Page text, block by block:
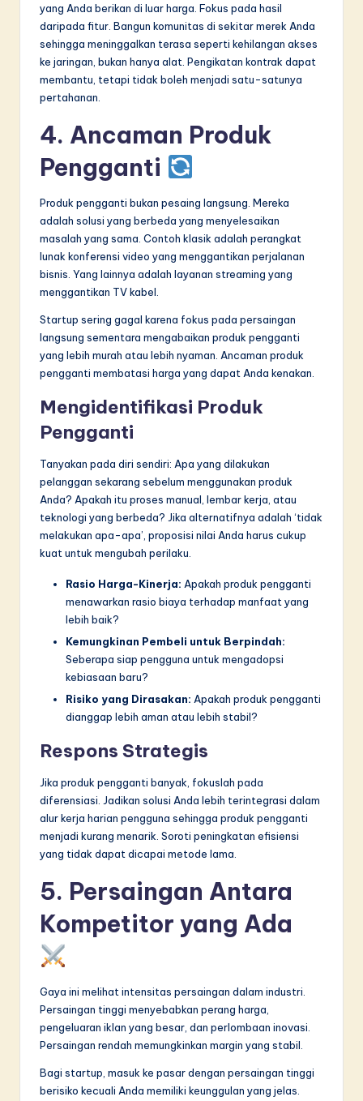
yang Anda berikan di luar harga. Fokus pada hasil
daripada fitur. Bangun komunitas di sekitar merek Anda
sehingga meninggalkan terasa seperti kehilangan akses
ke jaringan, bukan hanya alat. Pengikatan kontrak dapat
membantu, tetapi tidak boleh menjadi satu-satunya
pertahanan.
4. Ancaman Produk
Pengganti
Produk pengganti bukan pesaing langsung. Mereka
adalah solusi yang berbeda yang menyelesaikan
masalah yang sama. Contoh klasik adalah perangkat
lunak konferensi video yang menggantikan perjalanan
bisnis. Yang lainnya adalah layanan streaming yang
menggantikan TV kabel.
Startup sering gagal karena fokus pada persaingan
langsung sementara mengabaikan produk pengganti
yang lebih murah atau lebih nyaman. Ancaman produk
pengganti membatasi harga yang dapat Anda kenakan.
Mengidentifikasi Produk
Pengganti
Tanyakan pada diri sendiri: Apa yang dilakukan
pelanggan sekarang sebelum menggunakan produk
Anda? Apakah itu proses manual, lembar kerja, atau
teknologi yang berbeda? Jika alternatifnya adalah ‘tidak
melakukan apa-apa’, proposisi nilai Anda harus cukup
kuat untuk mengubah perilaku.
Rasio Harga-Kinerja: Apakah produk pengganti
menawarkan rasio biaya terhadap manfaat yang
lebih baik?
Kemungkinan Pembeli untuk Berpindah:
Seberapa siap pengguna untuk mengadopsi
kebiasaan baru?
Risiko yang Dirasakan: Apakah produk pengganti
dianggap lebih aman atau lebih stabil?
Respons Strategis
Jika produk pengganti banyak, fokuslah pada
diferensiasi. Jadikan solusi Anda lebih terintegrasi dalam
alur kerja harian pengguna sehingga produk pengganti
menjadi kurang menarik. Soroti peningkatan efisiensi
yang tidak dapat dicapai metode lama.
5. Persaingan Antara
Kompetitor yang Ada
Gaya ini melihat intensitas persaingan dalam industri.
Persaingan tinggi menyebabkan perang harga,
pengeluaran iklan yang besar, dan perlombaan inovasi.
Persaingan rendah memungkinkan margin yang stabil.
Bagi startup, masuk ke pasar dengan persaingan tinggi
berisiko kecuali Anda memiliki keunggulan yang jelas.